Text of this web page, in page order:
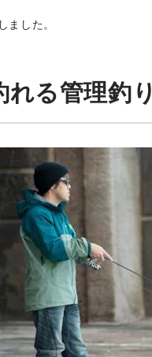
ました。
れる管理釣